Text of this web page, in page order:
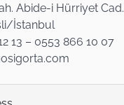
Abide-i Hürriyet Cad.
İstanbul
13 – 0553 866 10 07